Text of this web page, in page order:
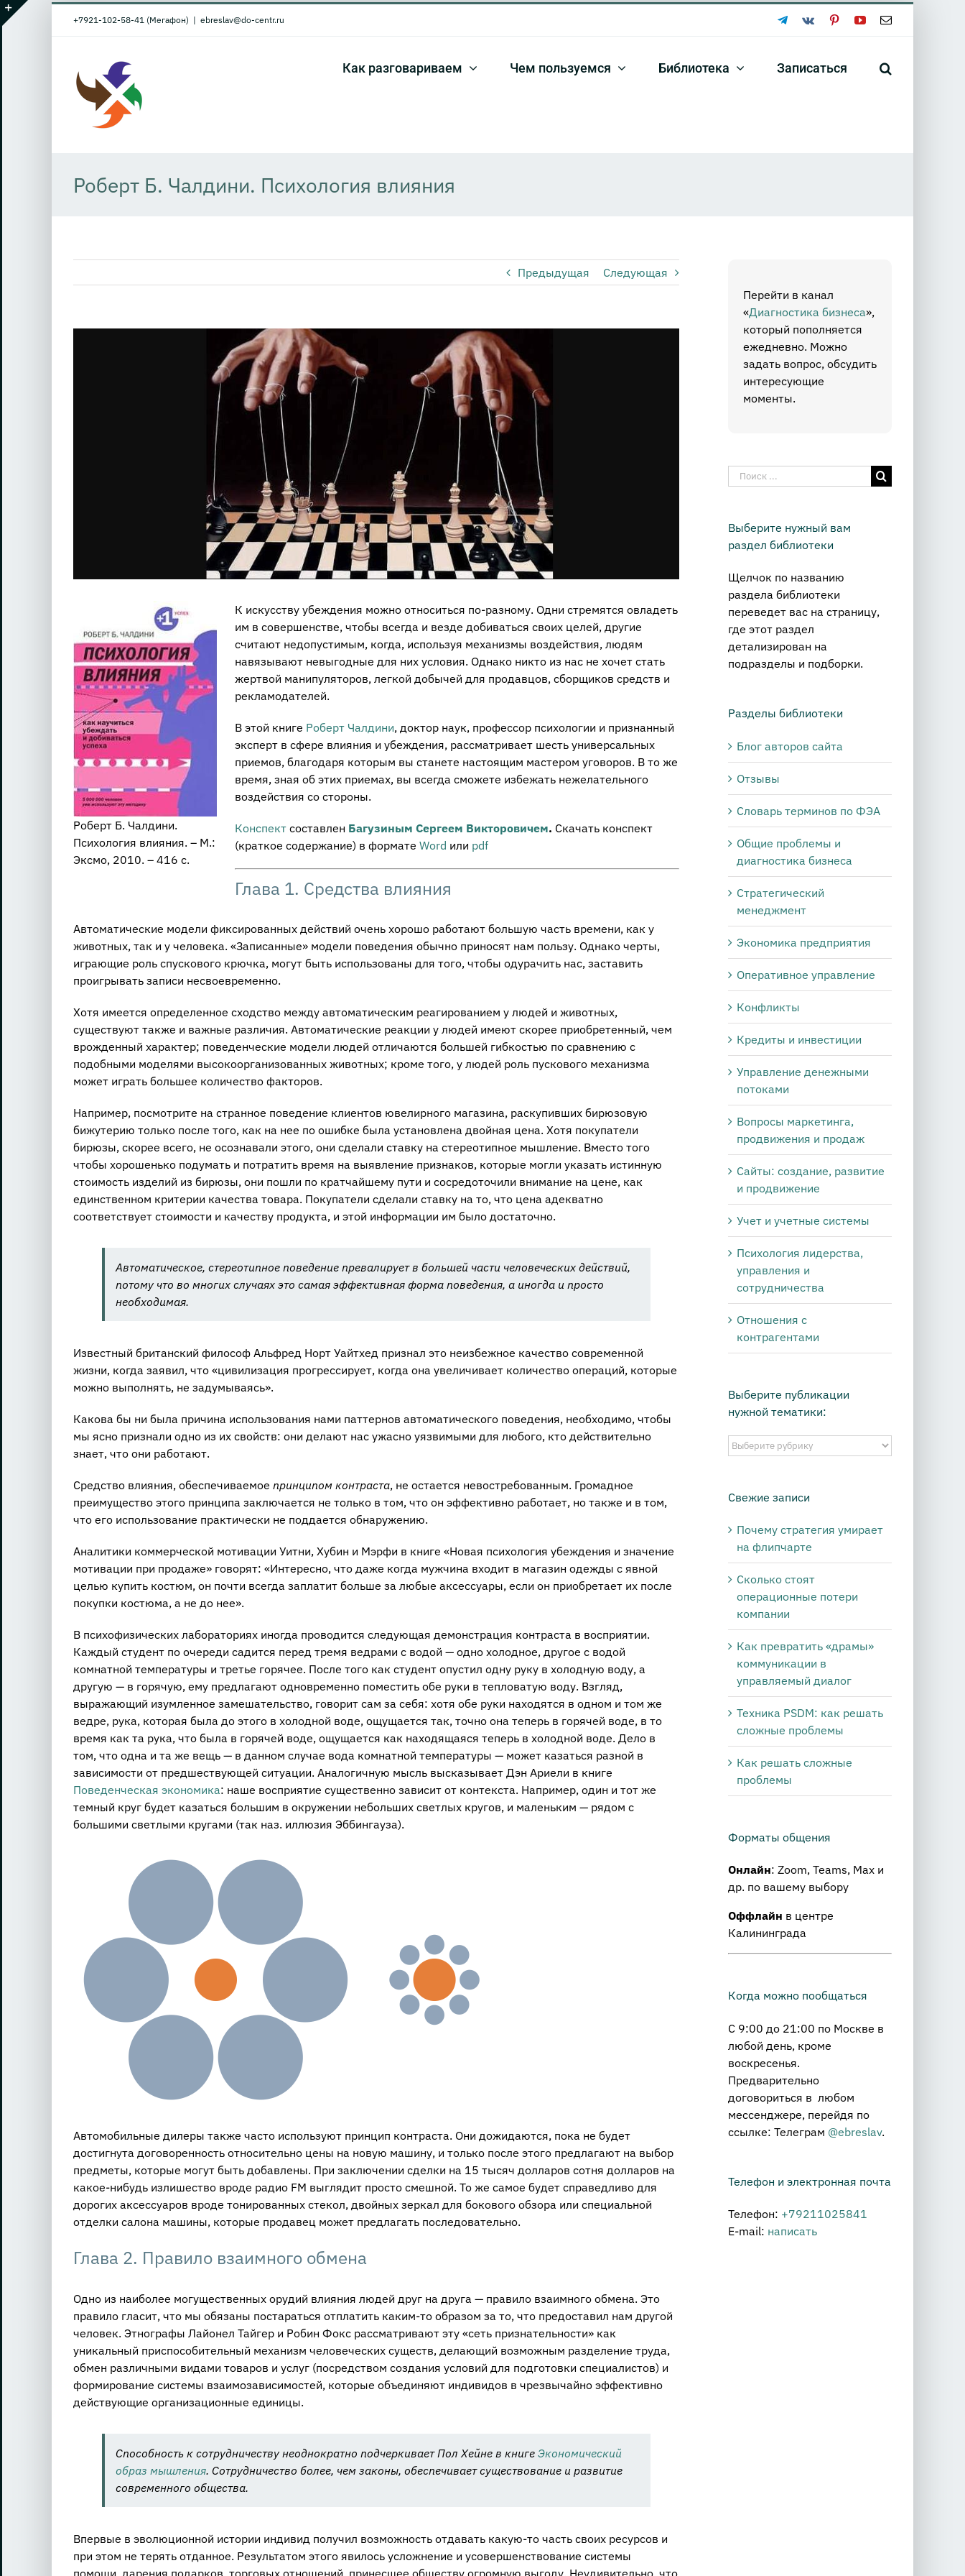
Skip
to
+7921-102-58-41 (Мегафон) | ebreslav@do-centr.ru Telegram
Vk PinterestYouTubeEmail
Как разговариваем Чем пользуемся Библиотека Записаться
Роберт Б. Чалдини. Психология влияния
Предыдущая Следующая
Роберт Б. Чалдини.
Психология влияния. – М.:
Эксмо, 2010. – 416 с.
К искусству убеждения можно относиться по-разному. Одни стремятся овладеть
им в совершенстве, чтобы всегда и везде добиваться своих целей, другие
считают недопустимым, когда, используя механизмы воздействия, людям
навязывают невыгодные для них условия. Однако никто из нас не хочет стать
жертвой манипуляторов, легкой добычей для продавцов, сборщиков средств и
рекламодателей.
В этой книге Роберт Чалдини, доктор наук, профессор психологии и признанный
эксперт в сфере влияния и убеждения, рассматривает шесть универсальных
приемов, благодаря которым вы станете настоящим мастером уговоров. В то же
время, зная об этих приемах, вы всегда сможете избежать нежелательного
воздействия со стороны.
Конспектсоставлен Багузиным Сергеем Викторовичем. Скачать конспект
(краткое содержание) в формате Word или pdf
Глава 1. Средства влияния
Автоматические модели фиксированных действий очень хорошо работают большую часть времени, как у
животных, так и у человека. «Записанные» модели поведения обычно приносят нам пользу. Однако черты,
играющие роль спускового крючка, могут быть использованы для того, чтобы одурачить нас, заставить
проигрывать записи несвоевременно.
Хотя имеется определенное сходство между автоматическим реагированием у людей и животных,
существуют также и важные различия. Автоматические реакции у людей имеют скорее приобретенный, чем
врожденный характер; поведенческие модели людей отличаются большей гибкостью по сравнению с
подобными моделями высокоорганизованных животных; кроме того, у людей роль пускового механизма
может играть большее количество факторов.
Например, посмотрите на странное поведение клиентов ювелирного магазина, раскупивших бирюзовую
бижутерию только после того, как на нее по ошибке была установлена двойная цена. Хотя покупатели
бирюзы, скорее всего, не осознавали этого, они сделали ставку на стереотипное мышление. Вместо того
чтобы хорошенько подумать и потратить время на выявление признаков, которые могли указать истинную
стоимость изделий из бирюзы, они пошли по кратчайшему пути и сосредоточили внимание на цене, как
единственном критерии качества товара. Покупатели сделали ставку на то, что цена адекватно
соответствует стоимости и качеству продукта, и этой информации им было достаточно.
Автоматическое, стереотипное поведение превалирует в большей части человеческих действий,
потому что во многих случаях это самая эффективная форма поведения, а иногда и просто
необходимая.
Известный британский философ Альфред Норт Уайтхед признал это неизбежное качество современной
жизни, когда заявил, что «цивилизация прогрессирует, когда она увеличивает количество операций, которые
можно выполнять, не задумываясь».
Какова бы ни была причина использования нами паттернов автоматического поведения, необходимо, чтобы
мы ясно признали одно из их свойств: они делают нас ужасно уязвимыми для любого, кто действительно
знает, что они работают.
Средство влияния, обеспечиваемое принципом контраста, не остается невостребованным. Громадное
преимущество этого принципа заключается не только в том, что он эффективно работает, но также и в том,
что его использование практически не поддается обнаружению.
Аналитики коммерческой мотивации Уитни, Хубин и Мэрфи в книге «Новая психология убеждения и значение
мотивации при продаже» говорят: «Интересно, что даже когда мужчина входит в магазин одежды с явной
целью купить костюм, он почти всегда заплатит больше за любые аксессуары, если он приобретает их после
покупки костюма, а не до нее».
В психофизических лабораториях иногда проводится следующая демонстрация контраста в восприятии.
Каждый студент по очереди садится перед тремя ведрами с водой — одно холодное, другое с водой
комнатной температуры и третье горячее. После того как студент опустил одну руку в холодную воду, а
другую — в горячую, ему предлагают одновременно поместить обе руки в тепловатую воду. Взгляд,
выражающий изумленное замешательство, говорит сам за себя: хотя обе руки находятся в одном и том же
ведре, рука, которая была до этого в холодной воде, ощущается так, точно она теперь в горячей воде, в то
время как та рука, что была в горячей воде, ощущается как находящаяся теперь в холодной воде. Дело в
том, что одна и та же вещь — в данном случае вода комнатной температуры — может казаться разной в
зависимости от предшествующей ситуации. Аналогичную мысль высказывает Дэн Ариели в книге
Поведенческая экономика: наше восприятие существенно зависит от контекста. Например, один и тот же
темный круг будет казаться большим в окружении небольших светлых кругов, и маленьким — рядом с
большими светлыми кругами (так наз. иллюзия Эббингауза).
Автомобильные дилеры также часто используют принцип контраста. Они дожидаются, пока не будет
достигнута договоренность относительно цены на новую машину, и только после этого предлагают на выбор
предметы, которые могут быть добавлены. При заключении сделки на 15 тысяч долларов сотня долларов на
какое-нибудь излишество вроде радио FM выглядит просто смешной. То же самое будет справедливо для
дорогих аксессуаров вроде тонированных стекол, двойных зеркал для бокового обзора или специальной
отделки салона машины, которые продавец может предлагать последовательно.
Глава 2. Правило взаимного обмена
Одно из наиболее могущественных орудий влияния людей друг на друга — правило взаимного обмена. Это
правило гласит, что мы обязаны постараться отплатить каким-то образом за то, что предоставил нам другой
человек. Этнографы Лайонел Тайгер и Робин Фокс рассматривают эту «сеть признательности» как
уникальный приспособительный механизм человеческих существ, делающий возможным разделение труда,
обмен различными видами товаров и услуг (посредством создания условий для подготовки специалистов) и
формирование системы взаимозависимостей, которые объединяют индивидов в чрезвычайно эффективно
действующие организационные единицы.
Способность к сотрудничеству неоднократно подчеркивает Пол Хейне в книге Экономический
образ мышления. Сотрудничество более, чем законы, обеспечивает существование и развитие
современного общества.
Впервые в эволюционной истории индивид получил возможность отдавать какую-то часть своих ресурсов и
при этом не терять отданное. Результатом этого явилось усложнение и усовершенствование системы
помощи, дарения подарков, торговых отношений, принесшее обществу огромную выгоду. Неудивительно, что
Перейти в канал
«Диагностика бизнеса»,
который пополняется
ежедневно. Можно
задать вопрос, обсудить
интересующие
моменты.
Результат
поиска:
Выберите нужный вам
раздел библиотеки
Щелчок по названию
раздела библиотеки
переведет вас на страницу,
где этот раздел
детализирован на
подразделы и подборки.
Разделы библиотеки
Блог авторов сайта
Отзывы
Словарь терминов по ФЭА
Общие проблемы и
диагностика бизнеса
Стратегический
менеджмент
Экономика предприятия
Оперативное управление
Конфликты
Кредиты и инвестиции
Управление денежными
потоками
Вопросы маркетинга,
продвижения и продаж
Сайты: создание, развитие
и продвижение
Учет и учетные системы
Психология лидерства,
управления и
сотрудничества
Отношения с
контрагентами
Выберите публикации
нужной тематики:
Выберите
публикации
тематики:
Свежие записи
Почему стратегия умирает
на флипчарте
Сколько стоят
операционные потери
компании
Как превратить «драмы»
коммуникации в
управляемый диалог
Техника PSDM: как решать
сложные проблемы
Как решать сложные
проблемы
Форматы общения
Онлайн: Zoom, Teams, Max и
др. по вашему выбору
Оффлайн в центре
Калининграда
Когда можно пообщаться
С 9:00 до 21:00 по Москве в
любой день, кроме
воскресенья.
Предварительно
договориться в любом
мессенджере, перейдя по
ссылке: Телеграм @ebreslav.
Телефон и электронная почта
Телефон: +79211025841
E-mail: написать